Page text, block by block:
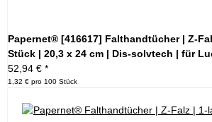
Papernet® [416617] Falthandtücher | Z-
Stück | 20,3 x 24 cm | Dis-solvtech | für
52,94 € *
1,32 € pro 100 Stück